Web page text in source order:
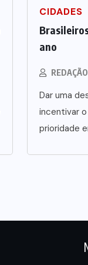
CIDADES
ano
REDAÇÃO
Dar uma
incentivar
prioridade